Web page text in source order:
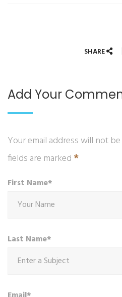
SHARE
Add Your
Your email address will not
fields are marked *
First Name*
Last Name*